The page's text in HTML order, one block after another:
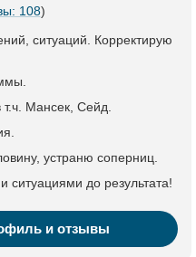
108)
ситуаций. Корректирую
Мансек, Сейд.
устраню соперниц.
до результата!
и отзывы